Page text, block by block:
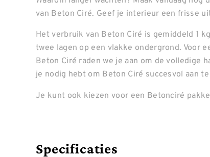
van Beton Ciré. Geef je interieur een frisse
Het verbruik van Beton Ciré is gemiddeld 1
twee lagen op een vlakke ondergrond. Voor
Beton Ciré raden we je aan om de volledige
je nodig hebt om Beton Ciré succesvol aan
Je kunt ook kiezen voor een Betonciré
Specificaties